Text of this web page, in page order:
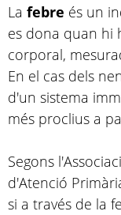
La febre és un
es dona quan hi
corporal,
En el cas dels
d'un sistema
més proclius a
Segons
d'Atenció
si a través de la